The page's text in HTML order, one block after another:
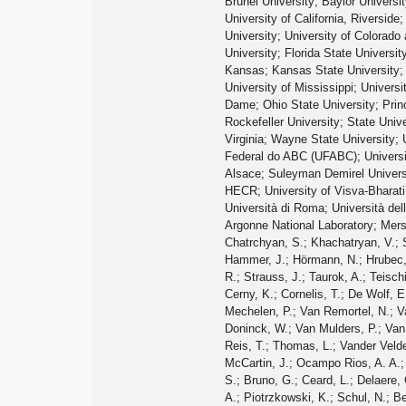
University of California,
University; University of
University; Florida State
Kansas; Kansas State
University of Mississippi;
Dame; Ohio State University;
Rockefeller University; State
Virginia; Wayne State University;
Federal do ABC (UFABC);
Alsace; Suleyman Demirel
HECR; University of Visva-
Università di Roma; Università
Argonne National Laboratory;
Chatrchyan, S.; Khachatryan, V.; Sirunyan, A. M.; Tumasyan, A.; Adam, W.; Bergauer, T.; Dragicevic, M.; Erö, J.; Fabjan, C.; Friedl, M.; Frühwirth, R.; Ghete, V. M.; Hammer, J.; Hörmann, N.; Hrubec, J.; Jeitler, M.; Kiesenhofer, W.; Krammer, M.; Liko, D.; Mikulec, I.; Pernicka, M.; Rahbaran, B.; Rohringer, C.; Rohringer, H.; Schöfbeck, R.; Strauss, J.; Taurok, A.; Teischinger, F.; Wagner, P.; Waltenberger, W.; Walzel, G.; Widl, E.; Wulz, C. E.; Mossolov, V.; Shumeiko, N.; Suarez Gonzalez, J.; Bansal, S.; Cerny, K.; Cornelis, T.; De Wolf, E. A.; Janssen, X.; Luyckx, S.; Maes, T.; Mucibello, L.; Ochesanu, S.; Roland, B.; Rougny, R.; Selvaggi, M.; Van Haevermaet, H.; Van Mechelen, P.; Van Remortel, N.; Van Spilbeeck, A.; Blekman, F.; Blyweert, S.; D'Hondt, J.; Gonzalez Suarez, R.; Kalogeropoulos, A.; Maes, M.; Olbrechts, A.; Van Doninck, W.; Van Mulders, P.; Van Onsem, G. P.; Villella, I.; Charaf, O.; Clerbaux, B.; De Lentdecker, G.; Dero, V.; Gay, A. P.R.; Hreus, T.; Léonard, A.; Marage, P. E.; Reis, T.; Thomas, L.; Vander Velde, C.; Vanlaer, P.; Adler, V.; Beernaert, K.; Cimmino, A.; Costantini, S.; Garcia, G.; Grunewald, M.; Klein, B.; Lellouch, J.; Marinov, A.; McCartin, J.; Ocampo Rios, A. A.; Ryckbosch, D.; Strobbe, N.; Thyssen, F.; Tytgat, M.; Vanelderen, L.; Verwilligen, P.; Walsh, S.; Yazgan, E.; Zaganidis, N.; Basegmez, S.; Bruno, G.; Ceard, L.; Delaere, C.; Du Pree, T.; Favart, D.; Forthomme, L.; Giammanco, A.; Hollar, J.; Lemaitre, V.; Liao, J.; Militaru, O.; Nuttens, C.; Pagano, D.; Pin, A.; Piotrzkowski, K.; Schul, N.; Beliy, N.; Caebergs, T.; Daubie, E.; Hammad, G. H.; Alves, G. A.; Correa Martins Junior, M.; De Jesus Damiao, D.; Martins, T.; Pol, M. E.; Souza, M. H.G.; Aldá Júnior, W. L.; Carvalho, W.; Custódio, A.; Da Costa, E. M.; De Oliveira Martins, C.; Fonseca De Souza, S.; Matos Figueiredo, D.; Mundim, L.; Nogima, H.; Oguri, V.; Prado Da Silva, W. L.; Santoro, A.; Silva Do Amaral, S. M.; Soares Jorge, L.; Sznajder, A.; Anjos, T. S.;